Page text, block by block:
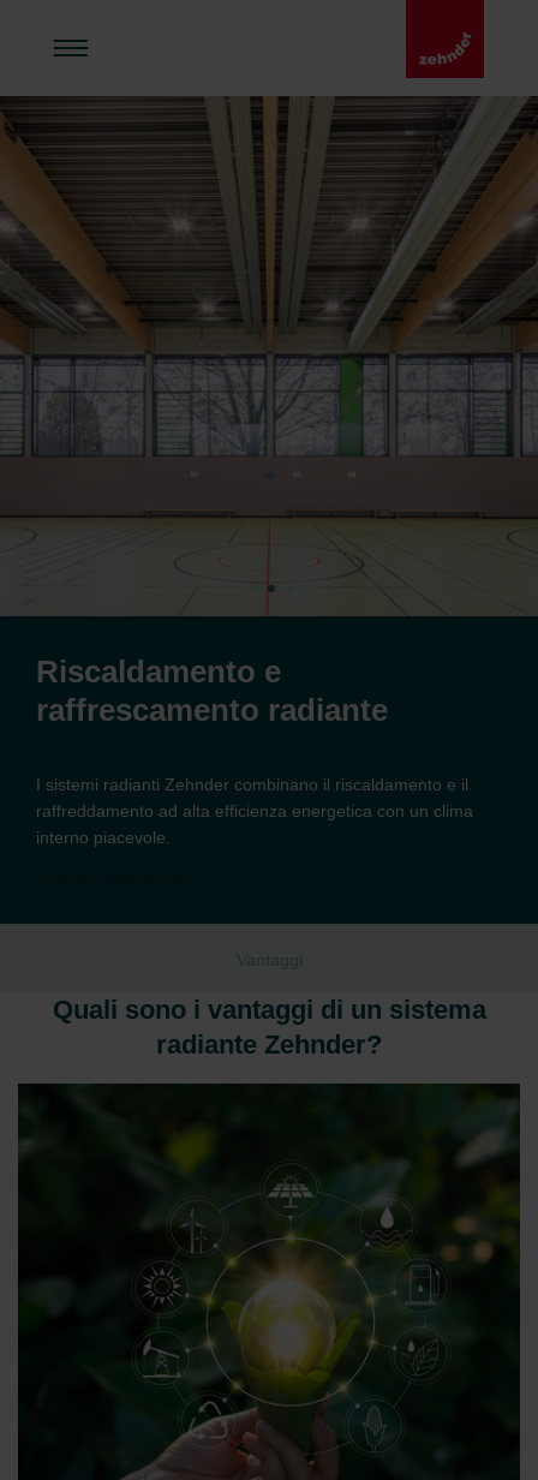
Riscaldamento e
raffrescamento radiante
I sistemi radianti Zehnder combinano il riscaldamento e il
raffreddamento ad alta efficienza energetica con un clima
interno piacevole.
Vantaggi
Quali sono i vantaggi di un sistema
radiante Zehnder?